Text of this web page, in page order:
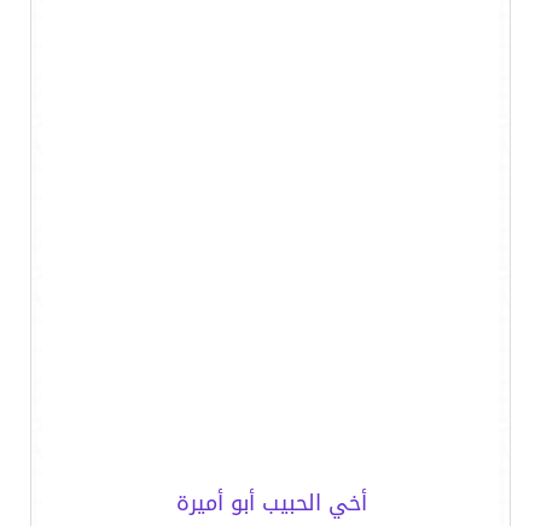
أخي الحبيب أبو أميرة